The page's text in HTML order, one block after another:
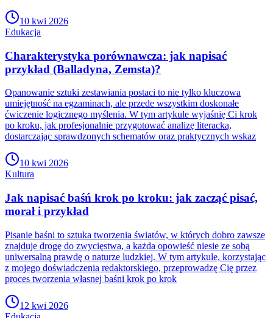
10 kwi 2026
Edukacja
Charakterystyka porównawcza: jak napisać
przykład (Balladyna, Zemsta)?
Opanowanie sztuki zestawiania postaci to nie tylko kluczowa
umiejętność na egzaminach, ale przede wszystkim doskonałe
ćwiczenie logicznego myślenia. W tym artykule wyjaśnię Ci krok
po kroku, jak profesjonalnie przygotować analizę literacką,
dostarczając sprawdzonych schematów oraz praktycznych wskaz
10 kwi 2026
Kultura
Jak napisać baśń krok po kroku: jak zacząć pisać,
morał i przykład
Pisanie baśni to sztuka tworzenia światów, w których dobro zawsze
znajduje drogę do zwycięstwa, a każda opowieść niesie ze sobą
uniwersalną prawdę o naturze ludzkiej. W tym artykule, korzystając
z mojego doświadczenia redaktorskiego, przeprowadzę Cię przez
proces tworzenia własnej baśni krok po krok
12 kwi 2026